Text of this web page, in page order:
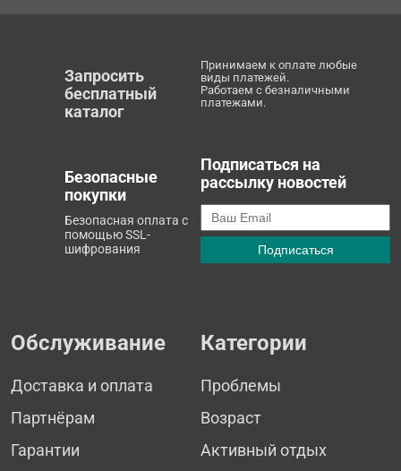
Запросить
бесплатный
каталог
Принимаем к оплате любые
виды платежей.
Работаем с безналичными
платежами.
Безопасные
покупки
Безопасная оплата с
помощью SSL-
шифрования
Подписаться на
рассылку новостей
Обслуживание
Доставка и оплата
Партнёрам
Гарантии
Категории
Проблемы
Возраст
Активный отдых